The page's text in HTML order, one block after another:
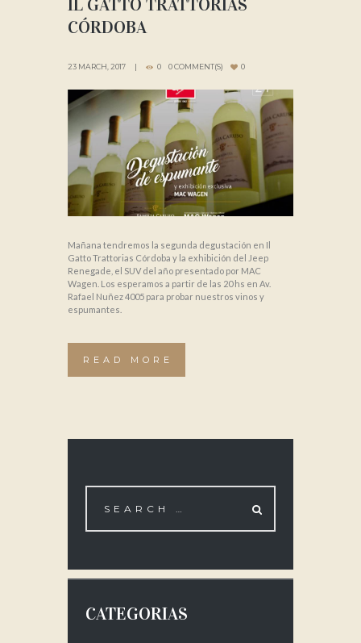
CÓRDOBA
23 MARCH, 2017 0 0 COMMENT(S) 0
Mañana tendremos la segunda degustación en Il
Gatto Trattorias Córdoba y la exhibición del Jeep
Renegade, el SUV del año presentado por MAC
Wagen. Los esperamos a partir de las 20 hs en Av.
Rafael Nuñez 4005 para probar nuestros vinos y
espumantes.
READ MORE
CATEGORIAS